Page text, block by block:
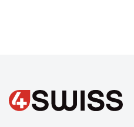
cyrkulującego gorącego